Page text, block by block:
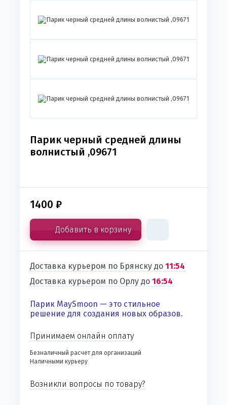
Парик черный средней длины
волнистый ,09671
1400 ₽
Добавить в корзину
Доставка курьером по Брянску до 11:54
Доставка курьером по Орлу до 16:54
Парик MaySmoon — это стильное
решение для создания новых образов.
Принимаем онлайн оплату
Безналичный расчет для организаций
Наличными курьеру
Возникли вопросы по товару?